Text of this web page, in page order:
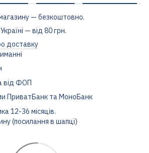
— безкоштовно.
— від 80 грн.
доставку
від ФОП
ПриватБанк та МоноБанк
12-36 місяців.
(посилання в шапці)